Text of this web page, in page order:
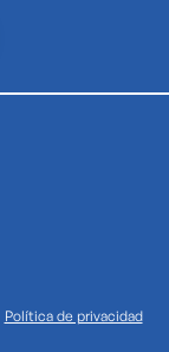
Política de privacidad